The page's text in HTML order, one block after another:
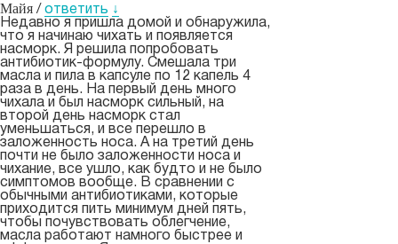
Майя / ответить ↓
Недавно я пришла домой и обнаружила,
что я начинаю чихать и появляется
насморк. Я решила попробовать
антибиотик-формулу. Смешала три
масла и пила в капсуле по 12 капель 4
раза в день. На первый день много
чихала и был насморк сильный, на
второй день насморк стал
уменьшаться, и все перешло в
заложенность носа. А на третий день
почти не было заложенности носа и
чихание, все ушло, как будто и не было
симптомов вообще. В сравнении с
обычными антибиотиками, которые
приходится пить минимум дней пять,
чтобы почувствовать облегчение,
масла работают намного быстрее и